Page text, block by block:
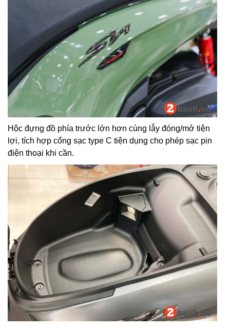
Hộc đựng đồ phía trước lớn hơn cùng lẫy đóng/mở tiện
lợi, tích hợp cổng sạc type C tiện dụng cho phép sạc pin
điện thoại khi cần.